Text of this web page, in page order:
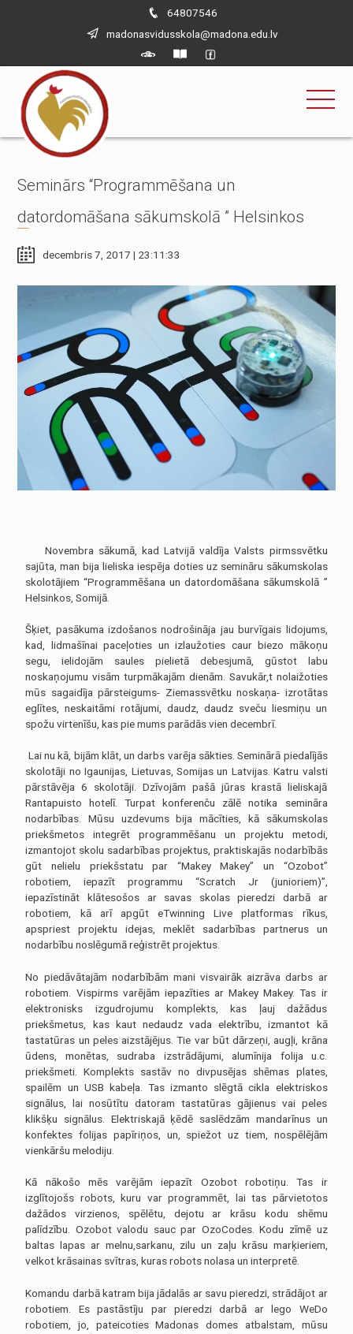
64807546
madonasvidusskola@madona.edu.lv
Seminārs “Programmēšana un
datordomāšana sākumskolā ” Helsinkos
decembris 7, 2017 | 23:11:33
Novembra sākumā, kad Latvijā valdīja Valsts pirmssvētku
sajūta, man bija lieliska iespēja doties uz semināru sākumskolas
skolotājiem “Programmēšana un datordomāšana sākumskolā ”
Helsinkos, Somijā.
Šķiet, pasākuma izdošanos nodrošināja jau burvīgais lidojums,
kad, lidmašīnai paceļoties un izlaužoties caur biezo mākoņu
segu, ielidojām saules pielietā debesjumā, gūstot labu
noskaņojumu visām turpmākajām dienām. Savukār,t nolaižoties
mūs sagaidīja pārsteigums- Ziemassvētku noskaņa- izrotātas
eglītes, neskaitāmi rotājumi, daudz, daudz sveču liesmiņu un
spožu virtenīšu, kas pie mums parādās vien decembrī.
Lai nu kā, bijām klāt, un darbs varēja sākties. Seminārā piedalījās
skolotāji no Igaunijas, Lietuvas, Somijas un Latvijas. Katru valsti
pārstāvēja 6 skolotāji. Dzīvojām pašā jūras krastā lieliskajā
Rantapuisto hotelī. Turpat konferenču zālē notika semināra
nodarbības. Mūsu uzdevums bija mācīties, kā sākumskolas
priekšmetos integrēt programmēšanu un projektu metodi,
izmantojot skolu sadarbības projektus, praktiskajās nodarbībās
gūt nelielu priekšstatu par “Makey Makey” un “Ozobot”
robotiem, iepazīt programmu “Scratch Jr (junioriem)”,
iepazīstināt klātesošos ar savas skolas pieredzi darbā ar
robotiem, kā arī apgūt eTwinning Live platformas rīkus,
apspriest projektu idejas, meklēt sadarbības partnerus un
nodarbību noslēgumā reģistrēt projektus.
No piedāvātajām nodarbībām mani visvairāk aizrāva darbs ar
robotiem. Vispirms varējām iepazīties ar Makey Makey. Tas ir
elektronisks izgudrojumu komplekts, kas ļauj dažādus
priekšmetus, kas kaut nedaudz vada elektrību, izmantot kā
tastatūras un peles aizstājējus. Tie var būt dārzeņi, augļi, krāna
ūdens, monētas, sudraba izstrādājumi, alumīnija folija u.c.
priekšmeti. Komplekts sastāv no divpusējas shēmas plates,
spailēm un USB kabeļa. Tas izmanto slēgtā cikla elektriskos
signālus, lai nosūtītu datoram tastatūras gājienus vai peles
klikšķu signālus. Elektriskajā ķēdē saslēdzām mandarīnus un
konfektes folijas papīriņos, un, spiežot uz tiem, nospēlējām
vienkāršu melodiju.
Kā nākošo mēs varējām iepazīt Ozobot robotiņu. Tas ir
izglītojošs robots, kuru var programmēt, lai tas pārvietotos
dažādos virzienos, spēlētu, dejotu ar krāsu kodu shēmu
palīdzību. Ozobot valodu sauc par OzoCodes. Kodu zīmē uz
baltas lapas ar melnu,sarkanu, zilu un zaļu krāsu marķieriem,
velkot krāsainas svītras, kuras robots nolasa un interpretē.
Komandu darbā katram bija jādalās ar savu pieredzi, strādājot ar
robotiem. Es pastāstīju par pieredzi darbā ar lego WeDo
robotiem, jo, pateicoties Madonas domes atbalstam, mūsu
Nepieciešams
Šīs sīkdatnes
nav obligātas.
Tie ir
nepieciešami,
lai vietne
darbotos.
Lai mēs
varētu uzlabot
vietnes
vietne tiek
izmantota.
Lai mūsu vietne
jūsu
apmeklējuma
laikā darbotos
pēc iespējas
labāk. Ja jūs
noraidīsit šīs
sīkdatnes, daļa
pazudīs.
Mārketings
Daloties ar
savām
interesēm un
uzvedību, kad
apmeklējat
mūsu vietni,
jūs palielinat
iespēju redzēt
personalizētu
saturu un
piedāvājumus.